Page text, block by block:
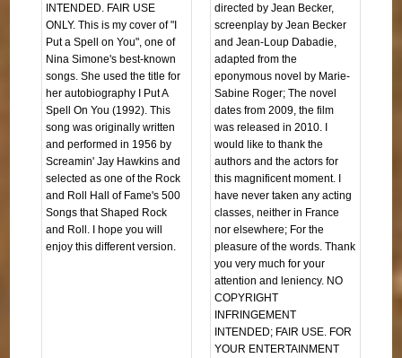
INTENDED. FAIR USE
ONLY. This is my cover of "I
Put a Spell on You", one of
Nina Simone's best-known
songs. She used the title for
her autobiography I Put A
Spell On You (1992). This
song was originally written
and performed in 1956 by
Screamin' Jay Hawkins and
selected as one of the Rock
and Roll Hall of Fame's 500
Songs that Shaped Rock
and Roll. I hope you will
enjoy this different version.
directed by Jean Becker,
screenplay by Jean Becker
and Jean-Loup Dabadie,
adapted from the
eponymous novel by Marie-
Sabine Roger; The novel
dates from 2009, the film
was released in 2010. I
would like to thank the
authors and the actors for
this magnificent moment. I
have never taken any acting
classes, neither in France
nor elsewhere; For the
pleasure of the words. Thank
you very much for your
attention and leniency. NO
COPYRIGHT
INFRINGEMENT
INTENDED; FAIR USE. FOR
YOUR ENTERTAINMENT